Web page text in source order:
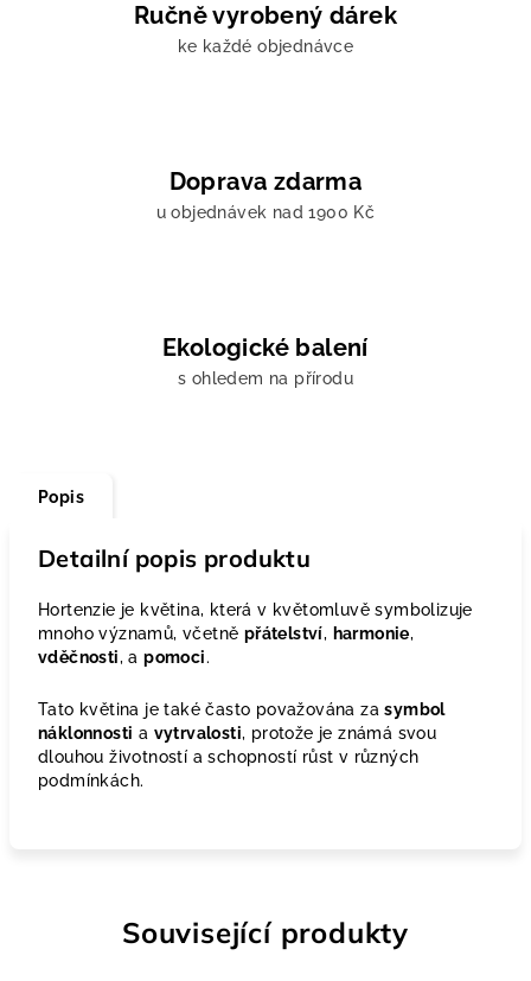
Ručně vyrobený dárek
ke každé objednávce
Doprava zdarma
u objednávek nad 1900 Kč
Ekologické balení
s ohledem na přírodu
Popis
Detailní popis produktu
Hortenzie je květina, která v květomluvě symbolizuje
mnoho významů, včetně přátelství, harmonie,
vděčnosti, apomoci.
Tato květina je také často považována zasymbol
náklonnosti a vytrvalosti, protože je známá svou
dlouhou životností a schopností růst v různých
podmínkách.
Související produkty